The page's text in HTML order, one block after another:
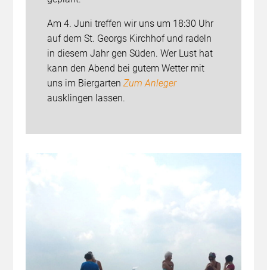
Am 4. Juni treffen wir uns um 18:30 Uhr
auf dem St. Georgs Kirchhof und radeln
in diesem Jahr gen Süden. Wer Lust hat
kann den Abend bei gutem Wetter mit
uns im Biergarten Zum Anleger
ausklingen lassen.